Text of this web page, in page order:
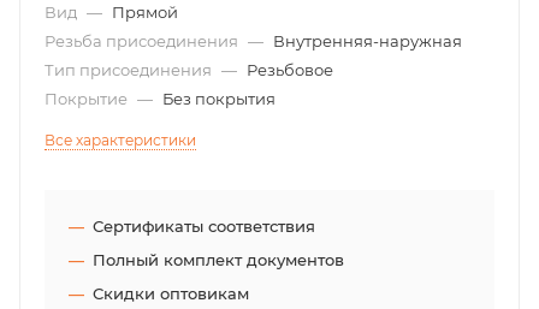
Вид — Прямой
Резьба присоединения — Внутренняя-наружная
Тип присоединения — Резьбовое
Покрытие — Без покрытия
Все характеристики
Сертификаты соответствия
Полный комплект документов
Скидки оптовикам